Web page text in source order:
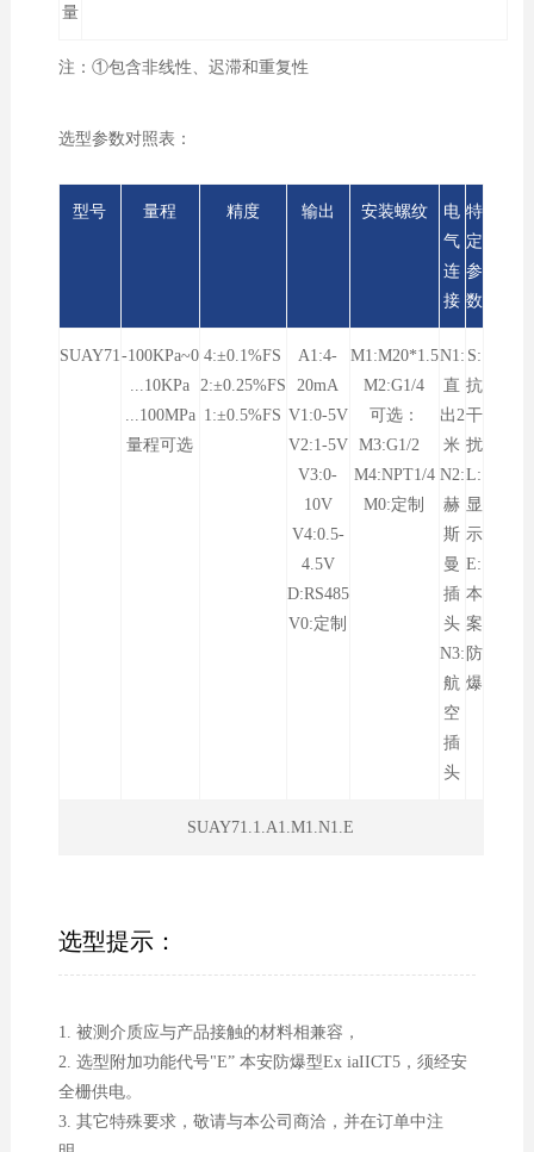
量
注：①包含非线性、迟滞和重复性
选型参数对照表：
型号 量程 精度 输出 安装螺纹
电
气
连
接
特
定
参
数
SUAY71-100KPa~0
...10KPa
...100MPa
量程可选
4:±0.1%FS
2:±0.25%FS
1:±0.5%FS
A1:4-
20mA
V1:0-5V
V2:1-5V
V3:0-
10V
V4:0.5-
4.5V
D:RS485
V0:定制
M1:M20*1.5
M2:G1/4
可选：
M3:G1/2
M4:NPT1/4
M0:定制
N1:
直
出2
米
N2:
赫
斯
曼
插
头
N3:
航
空
插
头
S:
抗
干
扰
L:
显
示
E:
本
案
防
爆
SUAY71.1.A1.M1.N1.E
选型提示：
1. 被测介质应与产品接触的材料相兼容，
2. 选型附加功能代号"E” 本安防爆型Ex iaIICT5，须经安
全栅供电。
3. 其它特殊要求，敬请与本公司商洽，并在订单中注